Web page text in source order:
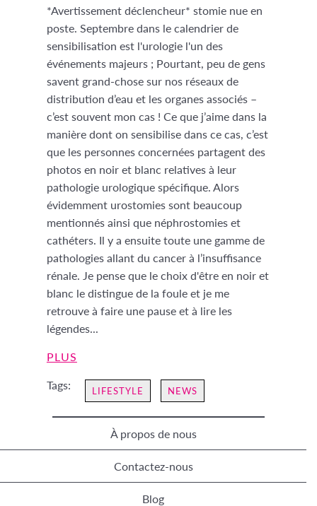
*Avertissement déclencheur* stomie nue en
poste. Septembre dans le calendrier de
sensibilisation est l'urologie l'un des
événements majeurs ; Pourtant, peu de gens
savent grand-chose sur nos réseaux de
distribution d’eau et les organes associés –
c’est souvent mon cas ! Ce que j’aime dans la
manière dont on sensibilise dans ce cas, c’est
que les personnes concernées partagent des
photos en noir et blanc relatives à leur
pathologie urologique spécifique. Alors
évidemment urostomies sont beaucoup
mentionnés ainsi que néphrostomies et
cathéters. Il y a ensuite toute une gamme de
pathologies allant du cancer à l’insuffisance
rénale. Je pense que le choix d'être en noir et
blanc le distingue de la foule et je me
retrouve à faire une pause et à lire les
légendes...
PLUS
Tags: LIFESTYLE NEWS
À propos de nous
Contactez-nous
Blog